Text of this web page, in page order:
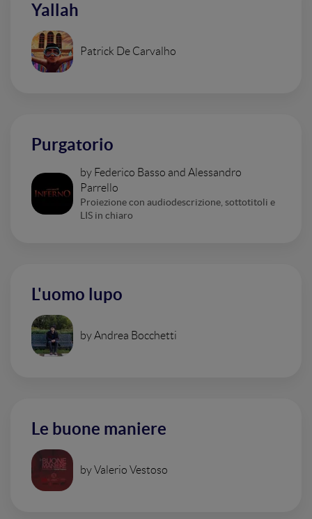
Yallah
Patrick De Carvalho
Purgatorio
by Federico Basso and Alessandro
Parrello
Proiezione con audiodescrizione, sottotitoli e
LIS in chiaro
L'uomo lupo
by Andrea Bocchetti
Le buone maniere
by Valerio Vestoso